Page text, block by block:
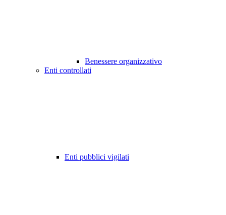
Benessere organizzativo
Enti controllati
Enti pubblici vigilati